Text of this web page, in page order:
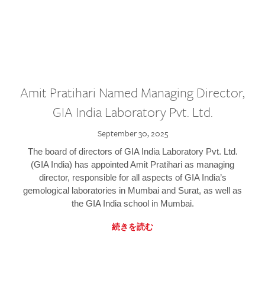
Amit Pratihari Named Managing Director,
GIA India Laboratory Pvt. Ltd.
September 30, 2025
The board of directors of GIA India Laboratory Pvt. Ltd.
(GIA India) has appointed Amit Pratihari as managing
director, responsible for all aspects of GIA India’s
gemological laboratories in Mumbai and Surat, as well as
the GIA India school in Mumbai.
続きを読む